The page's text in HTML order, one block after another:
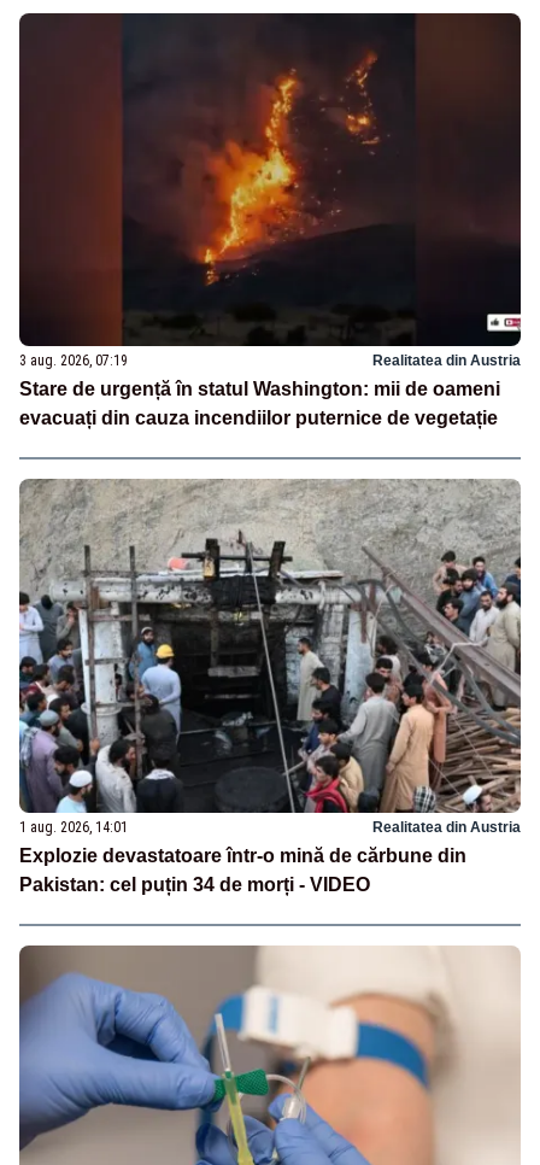
3 aug. 2026, 07:19 Realitatea din Austria
Stare de urgență în statul Washington: mii de oameni
evacuați din cauza incendiilor puternice de vegetație
1 aug. 2026, 14:01 Realitatea din Austria
Explozie devastatoare într-o mină de cărbune din
Pakistan: cel puțin 34 de morți - VIDEO